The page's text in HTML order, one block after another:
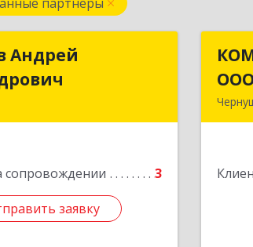
Андрей
сопровождении 3
заявку
Юрданов Андрей
Александрович
Подробнее
заявку